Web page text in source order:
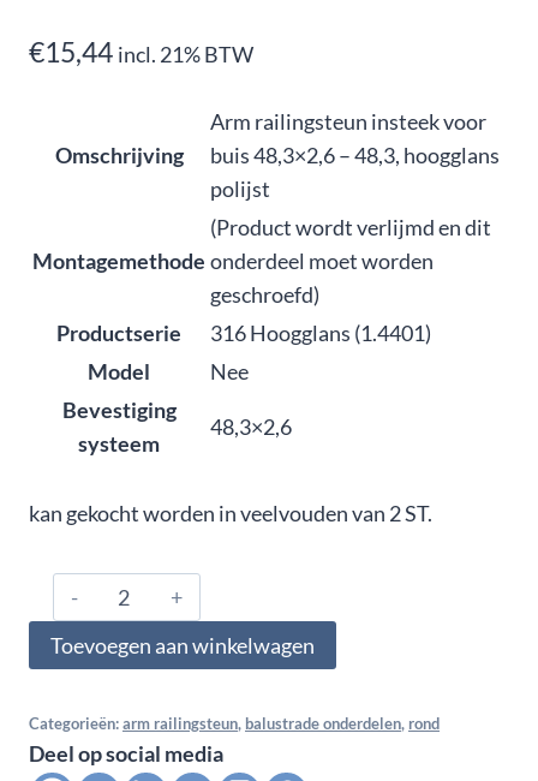
€15,44 incl. 21% BTW
Omschrijving
Arm railingsteun insteek voor
buis 48,3×2,6 – 48,3, hoogglans
polijst
Montagemethode
(Product wordt verlijmd en dit
onderdeel moet worden
geschroefd)
Productserie
316 Hoogglans (1.4401)
Model
Nee
Bevestiging
systeem
48,3×2,6
kan gekocht worden in veelvouden van 2 ST.
316#.480.0345,
Arm
railingsteun
voor
buis
Toevoegen aan winkelwagen
Categorieën: arm railingsteun, balustrade onderdelen, rond
Deel op social media